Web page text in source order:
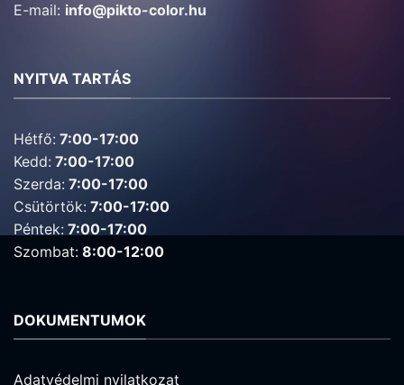
E-mail: info@pikto-color.hu
NYITVA TARTÁS
Hétfő: 7:00-17:00
Kedd: 7:00-17:00
Szerda: 7:00-17:00
Csütörtök: 7:00-17:00
Péntek: 7:00-17:00
Szombat: 8:00-12:00
DOKUMENTUMOK
Adatvédelmi nyilatkozat